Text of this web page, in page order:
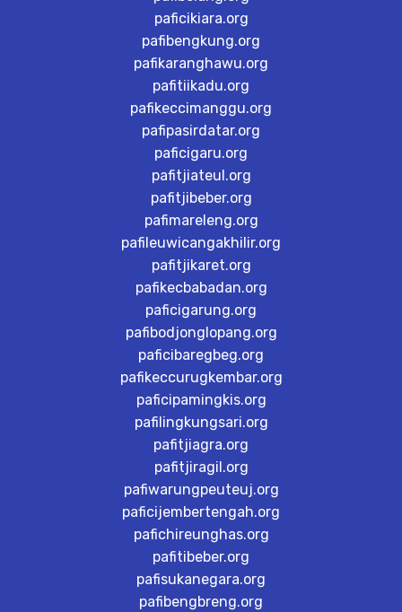
paficikiara.org
pafibengkung.org
pafikaranghawu.org
pafitiikadu.org
pafikeccimanggu.org
pafipasirdatar.org
paficigaru.org
pafitjiateul.org
pafitjibeber.org
pafimareleng.org
pafileuwicangakhilir.org
pafitjikaret.org
pafikecbabadan.org
paficigarung.org
pafibodjonglopang.org
paficibaregbeg.org
pafikeccurugkembar.org
paficipamingkis.org
pafilingkungsari.org
pafitjiagra.org
pafitjiragil.org
pafiwarungpeuteuj.org
paficijembertengah.org
pafichireunghas.org
pafitibeber.org
pafisukanegara.org
pafibengbreng.org